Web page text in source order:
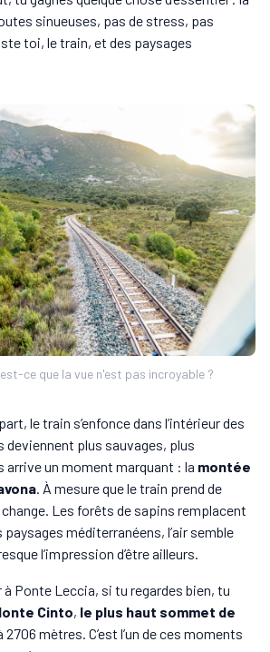
sinueuses, pas de stress, pas
toi, le train, et des paysages
ce que la vue n'est pas incroyable ?
le train s’enfonce dans l’intérieur des
deviennent plus sauvages, plus
arrive un moment marquant : la montée
. À mesure que le train prend de
change. Les forêts de sapins remplacent
méditerranéens, l’air semble
l’impression d’être ailleurs.
à Ponte Leccia, si tu regardes bien, tu
Cinto, le plus haut sommet de
2706 mètres. C’est l’un de ces moments